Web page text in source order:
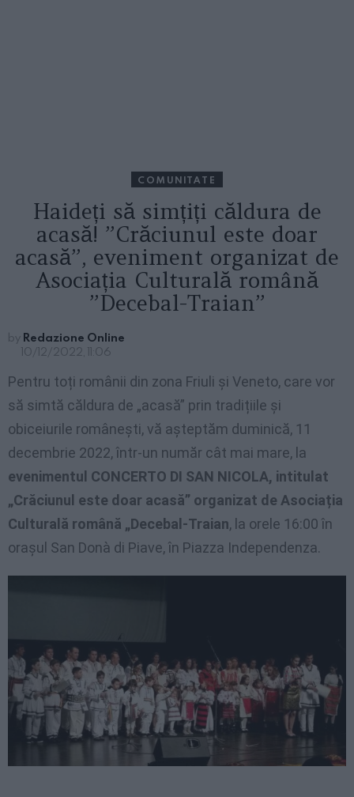
COMUNITATE
Haideți să simțiți căldura de
acasă! ”Crăciunul este doar
acasă”, eveniment organizat de
Asociația Culturală română
”Decebal-Traian”
by Redazione Online
10/12/2022, 11:06
Pentru toți românii din zona Friuli și Veneto, care vor
să simtă căldura de „acasă” prin tradițiile și
obiceiurile românești, vă așteptăm duminică, 11
decembrie 2022, într-un număr cât mai mare, la
evenimentul CONCERTO DI SAN NICOLA, intitulat
„Crăciunul este doar acasă” organizat de Asociația
Culturală română „Decebal-Traian, la orele 16:00 în
orașul San Donà di Piave, în Piazza Independenza.